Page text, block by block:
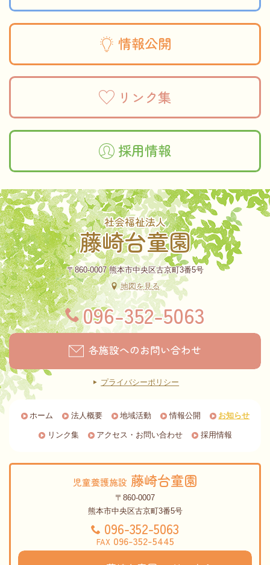
情報公開
リンク集
採用情報
社会福祉法人
藤崎台童園
〒860-0007 熊本市中央区古京町3番5号
地図を見る
096-352-5063
各施設へのお問い合わせ
プライバシーポリシー
ホーム 法人概要 地域活動 情報公開 お知らせ
リンク集 アクセス・お問い合わせ 採用情報
児童養護施設 藤崎台童園
〒860-0007
熊本市中央区古京町3番5号
096-352-5063
FAX096-352-5445